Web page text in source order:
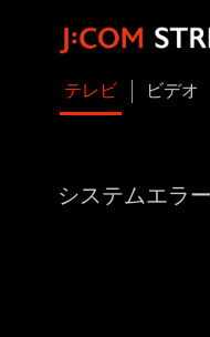
テレビ ビデオ
システムエラ